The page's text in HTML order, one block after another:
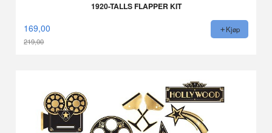
1920-TALLS FLAPPER KIT
169,00
219,00
Kjøp